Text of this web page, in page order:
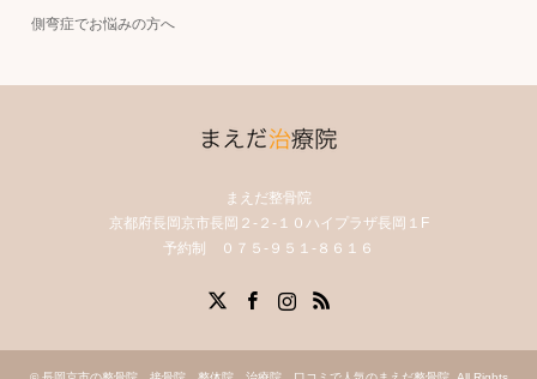
側弯症でお悩みの方へ
まえだ整骨院
京都府長岡京市長岡２-２-１０ハイプラザ長岡１F
予約制 ０７５-９５１-８６１６
RSS